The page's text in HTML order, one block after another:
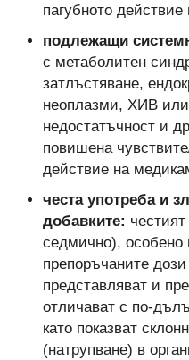
пагубното действие
подлежащи
с метаболитен
затлъстяване,
неоплазми, ХИВ
недостатъчност и
повишена
действие на
честа употреба и
добавките:
седмично), особено
препоръчаните
представляват и
отличават с по-
като показват
(натрупване) в